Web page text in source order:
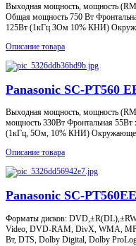
Выходная мощность, мощность
Общая мощность 750 Вт
125Вт (1кГц 3Ом 10% КНИ)
Описание товара
Panasonic SC-PT560
Выходная мощность, мощность
мощность 330Вт Фронтальная
(1кГц, 5Ом, 10% КНИ)
Описание товара
Panasonic SC-
Форматы дисков:
Video, DVD-RAM, DivX, WMA,
Вт, DTS, Dolby Digital, Dolby